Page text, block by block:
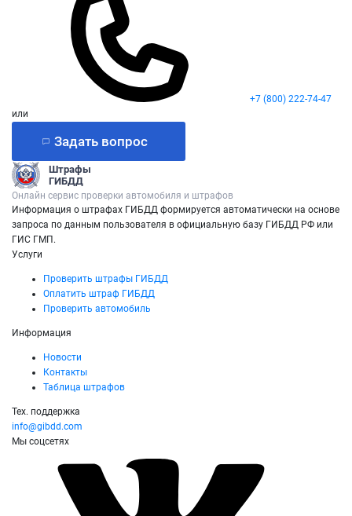
+7 (800) 222-74-47
или
Задать вопрос
Штрафы
ГИБДД
Онлайн сервис проверки автомобиля и штрафов
Информация о штрафах ГИБДД формируется автоматически на основе
запроса по данным пользователя в официальную базу ГИБДД РФ или
ГИС ГМП.
Услуги
Проверить штрафы ГИБДД
Оплатить штраф ГИБДД
Проверить автомобиль
Информация
Новости
Контакты
Таблица штрафов
Тех. поддержка
info@gibdd.com
Мы соцсетях